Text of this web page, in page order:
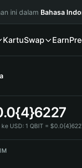
ini dalam Bahasa
KartuSwap Earn
ke USD:1 QBIT =